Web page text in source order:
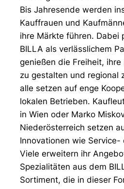
Bis Jahresende werden
Kauffrauen und
ihre Märkte führen. Dabei
BILLA als verlässlichem
genießen die Freiheit,
zu gestalten und regional
alle setzen auf enge
lokalen Betrieben.
in Wien oder Marko
Niederösterreich setzen
Innovationen wie Service-
Viele erweitern ihr
Spezialitäten aus dem
Sortiment, die in dieser